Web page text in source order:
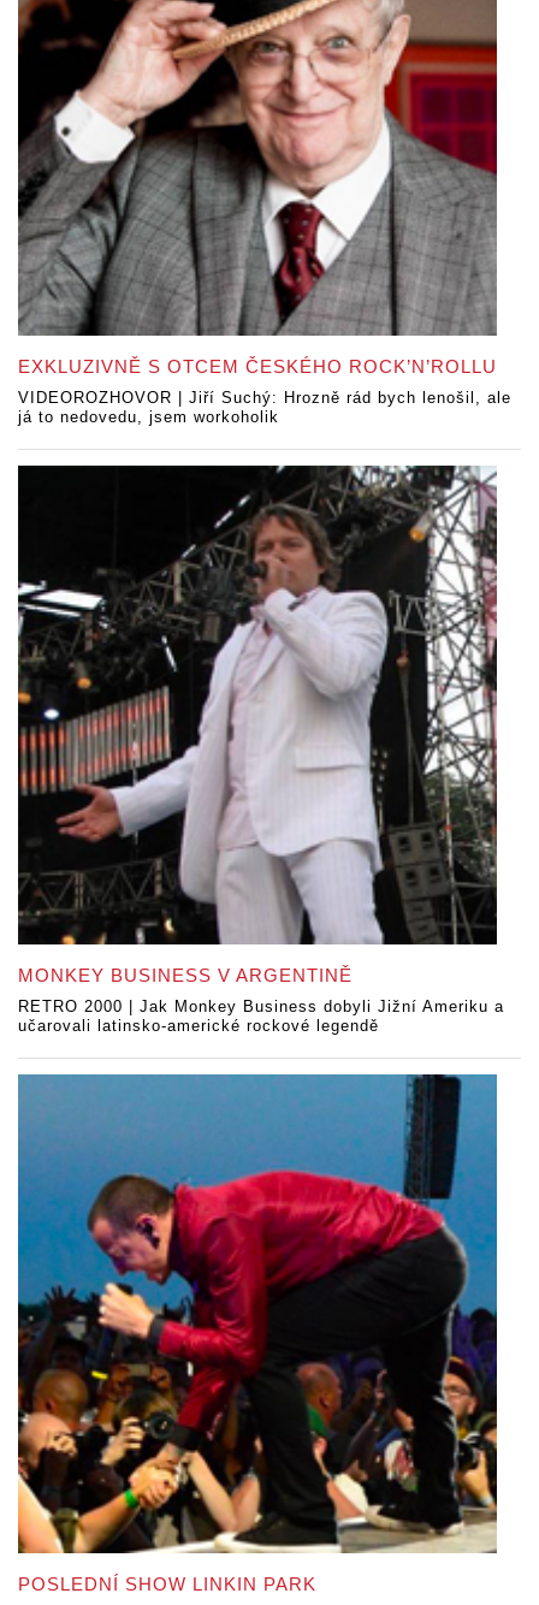
EXKLUZIVNĚ S OTCEM ČESKÉHO ROCK’N’ROLLU
VIDEOROZHOVOR | Jiří Suchý: Hrozně rád bych lenošil, ale
já to nedovedu, jsem workoholik
MONKEY BUSINESS V ARGENTINĚ
RETRO 2000 | Jak Monkey Business dobyli Jižní Ameriku a
učarovali latinsko-americké rockové legendě
POSLEDNÍ SHOW LINKIN PARK